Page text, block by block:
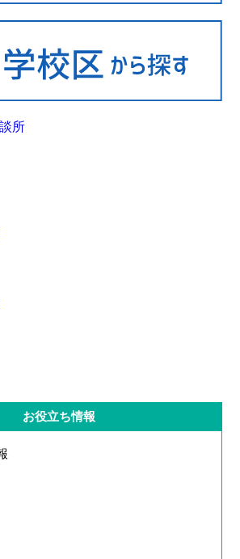
お役立ち情報